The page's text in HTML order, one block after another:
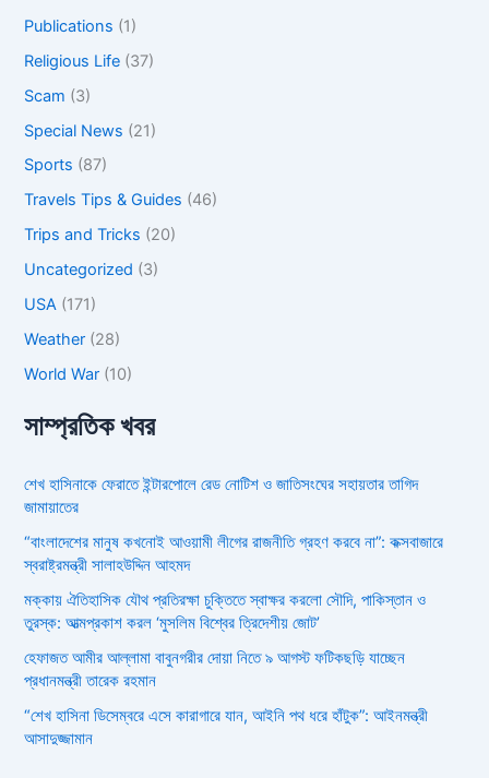
Publications (1)
Religious Life (37)
Scam (3)
Special News (21)
Sports (87)
Travels Tips & Guides (46)
Trips and Tricks (20)
Uncategorized (3)
USA (171)
Weather (28)
World War (10)
সাম্প্রতিক খবর
শেখ হাসিনাকে ফেরাতে ইন্টারপোলে রেড নোটিশ ও জাতিসংঘের সহায়তার তাগিদ
জামায়াতের
“বাংলাদেশের মানুষ কখনোই আওয়ামী লীগের রাজনীতি গ্রহণ করবে না”: কক্সবাজারে
স্বরাষ্ট্রমন্ত্রী সালাহউদ্দিন আহমদ
মক্কায় ঐতিহাসিক যৌথ প্রতিরক্ষা চুক্তিতে স্বাক্ষর করলো সৌদি, পাকিস্তান ও
তুরস্ক: আত্মপ্রকাশ করল ‘মুসলিম বিশ্বের ত্রিদেশীয় জোট’
হেফাজত আমীর আল্লামা বাবুনগরীর দোয়া নিতে ৯ আগস্ট ফটিকছড়ি যাচ্ছেন
প্রধানমন্ত্রী তারেক রহমান
“শেখ হাসিনা ডিসেম্বরে এসে কারাগারে যান, আইনি পথ ধরে হাঁটুক”: আইনমন্ত্রী
আসাদুজ্জামান